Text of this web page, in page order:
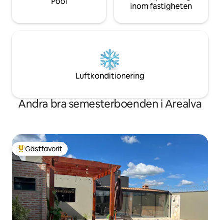
inom fastigheten
Luftkonditionering
Andra bra semesterboenden i Arealva
Populär gästfavorit
Gästfavorit